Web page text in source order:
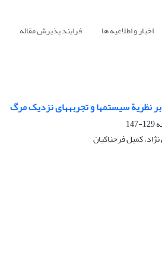
اخبار و اطلاعیه ها فرایند پذیرش مقاله
نظریة سیستم‏ها و تجربه‏های نزدیک مرگ
129-147
کمیل فرحناکیان